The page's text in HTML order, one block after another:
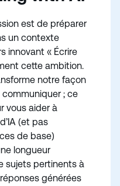
est de préparer
un contexte
innovant « Écrire
cette ambition.
notre façon
; ce
vous aider à
(et pas
de base)
longueur
sujets pertinents à
générées